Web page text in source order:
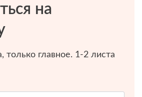
на
только главное. 1-2 листа